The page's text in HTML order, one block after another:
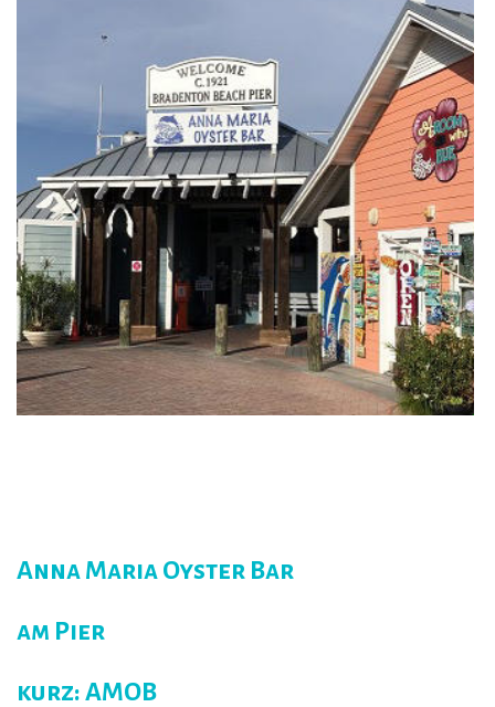
Anna Maria Oyster Bar
am Pier
kurz: AMOB